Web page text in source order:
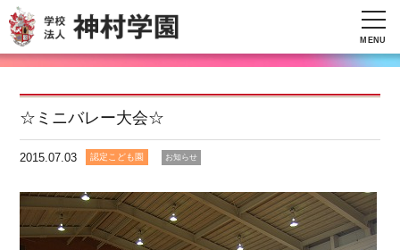
MENU
☆ミニバレー大会☆
2015.07.03 認定こども園 お知らせ